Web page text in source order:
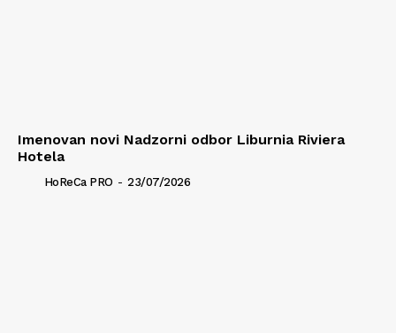
Imenovan novi Nadzorni odbor Liburnia Riviera
Hotela
HoReCa PRO - 23/07/2026